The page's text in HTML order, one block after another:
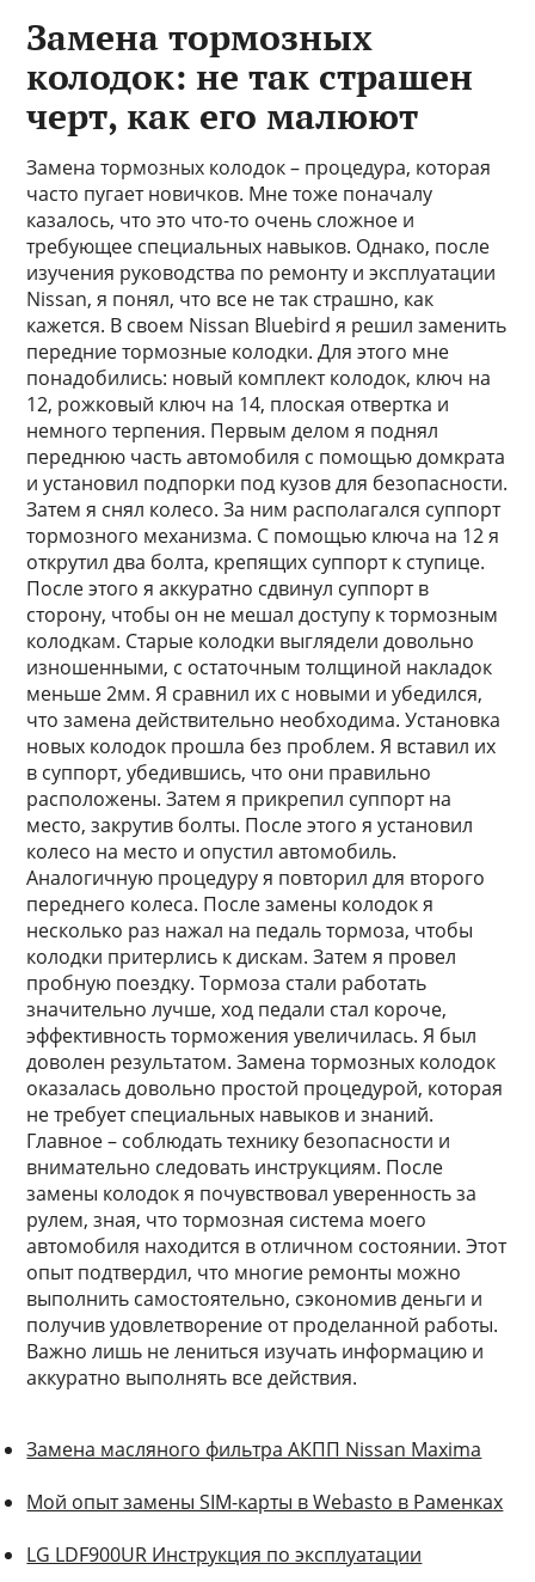
Замена тормозных
колодок: не так страшен
черт, как его малюют
Замена тормозных колодок – процедура, которая
часто пугает новичков. Мне тоже поначалу
казалось, что это что-то очень сложное и
требующее специальных навыков. Однако, после
изучения руководства по ремонту и эксплуатации
Nissan, я понял, что все не так страшно, как
кажется. В своем Nissan Bluebird я решил заменить
передние тормозные колодки. Для этого мне
понадобились: новый комплект колодок, ключ на
12, рожковый ключ на 14, плоская отвертка и
немного терпения. Первым делом я поднял
переднюю часть автомобиля с помощью домкрата
и установил подпорки под кузов для безопасности.
Затем я снял колесо. За ним располагался суппорт
тормозного механизма. С помощью ключа на 12 я
открутил два болта, крепящих суппорт к ступице.
После этого я аккуратно сдвинул суппорт в
сторону, чтобы он не мешал доступу к тормозным
колодкам. Старые колодки выглядели довольно
изношенными, с остаточным толщиной накладок
меньше 2мм. Я сравнил их с новыми и убедился,
что замена действительно необходима. Установка
новых колодок прошла без проблем. Я вставил их
в суппорт, убедившись, что они правильно
расположены. Затем я прикрепил суппорт на
место, закрутив болты. После этого я установил
колесо на место и опустил автомобиль.
Аналогичную процедуру я повторил для второго
переднего колеса. После замены колодок я
несколько раз нажал на педаль тормоза, чтобы
колодки притерлись к дискам. Затем я провел
пробную поездку. Тормоза стали работать
значительно лучше, ход педали стал короче,
эффективность торможения увеличилась. Я был
доволен результатом. Замена тормозных колодок
оказалась довольно простой процедурой, которая
не требует специальных навыков и знаний.
Главное – соблюдать технику безопасности и
внимательно следовать инструкциям. После
замены колодок я почувствовал уверенность за
рулем, зная, что тормозная система моего
автомобиля находится в отличном состоянии. Этот
опыт подтвердил, что многие ремонты можно
выполнить самостоятельно, сэкономив деньги и
получив удовлетворение от проделанной работы.
Важно лишь не лениться изучать информацию и
аккуратно выполнять все действия.
Замена масляного фильтра АКПП Nissan Maxima
Мой опыт замены SIM-карты в Webasto в Раменках
LG LDF900UR Инструкция по эксплуатации